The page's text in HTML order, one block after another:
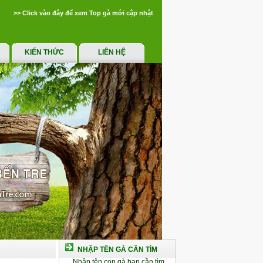
>> Click vào đây để xem Top gà mới cập nhật
KIẾN THỨC LIÊN HỆ
NHẬP TÊN GÀ CẦN TÌM